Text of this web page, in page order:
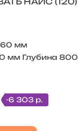
мм
мм Глубина 800
-6 303 р.